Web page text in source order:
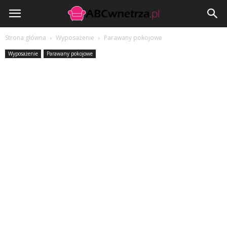
ABCwnetrza.pl
Strona główna Wyposażenie Parawany pokojowe
Wyposażenie Parawany pokojowe